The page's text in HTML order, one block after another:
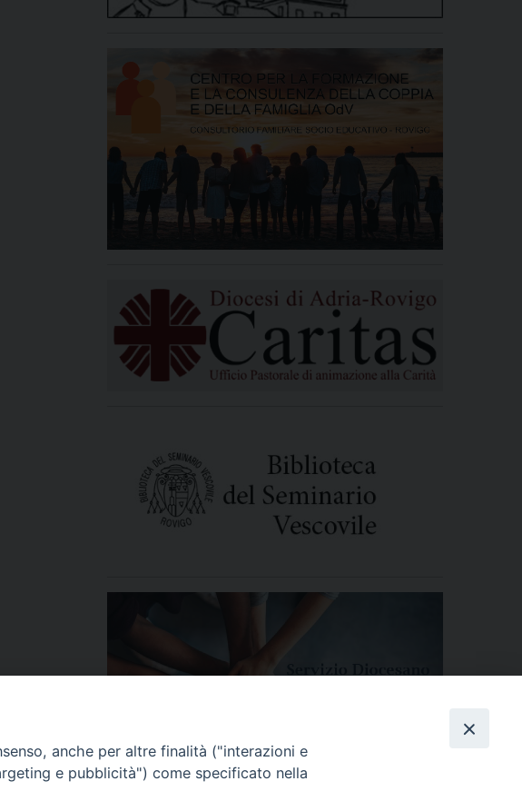
anche per altre finalità ("interazioni e
e pubblicità") come specificato nella